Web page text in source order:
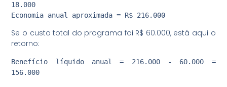
18.000
Se o custo total do programa foi R$ 60.000, está aqui o
retorno:
Benefício líquido anual = 216.000 - 60.000 =
156.000